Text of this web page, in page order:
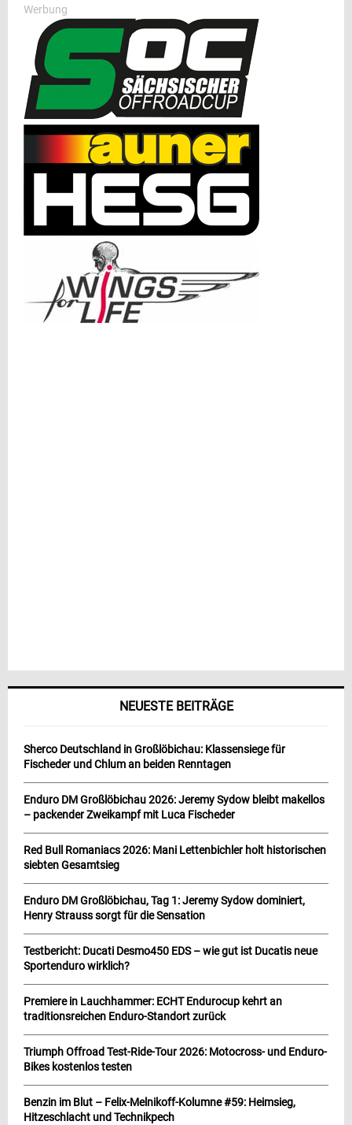
Werbung
NEUESTE BEITRÄGE
Sherco Deutschland in Großlöbichau: Klassensiege für
Fischeder und Chlum an beiden Renntagen
Enduro DM Großlöbichau 2026: Jeremy Sydow bleibt makellos
– packender Zweikampf mit Luca Fischeder
Red Bull Romaniacs 2026: Mani Lettenbichler holt historischen
siebten Gesamtsieg
Enduro DM Großlöbichau, Tag 1: Jeremy Sydow dominiert,
Henry Strauss sorgt für die Sensation
Testbericht: Ducati Desmo450 EDS – wie gut ist Ducatis neue
Sportenduro wirklich?
Premiere in Lauchhammer: ECHT Endurocup kehrt an
traditionsreichen Enduro-Standort zurück
Triumph Offroad Test-Ride-Tour 2026: Motocross- und Enduro-
Bikes kostenlos testen
Benzin im Blut – Felix-Melnikoff-Kolumne #59: Heimsieg,
Hitzeschlacht und Technikpech